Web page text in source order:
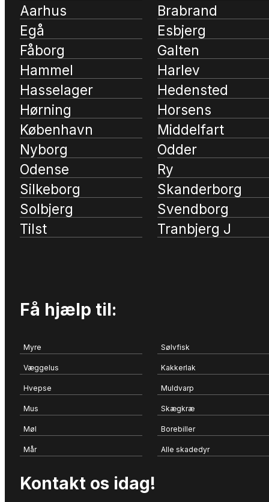
Aarhus
Brabrand
Egå
Esbjerg
Fåborg
Galten
Hammel
Harlev
Hasselager
Hedensted
Hørning
Horsens
København
Middelfart
Nyborg
Odder
Odense
Ry
Silkeborg
Skanderborg
Solbjerg
Svendborg
Tilst
Tranbjerg J
Få hjælp til:
Myre Sølvfisk
Væggelus Kakkerlak
Hvepse Muldvarp
Mus Skægkræ
Møl Borebiller
Mår Alle skadedyr
Kontakt os idag!